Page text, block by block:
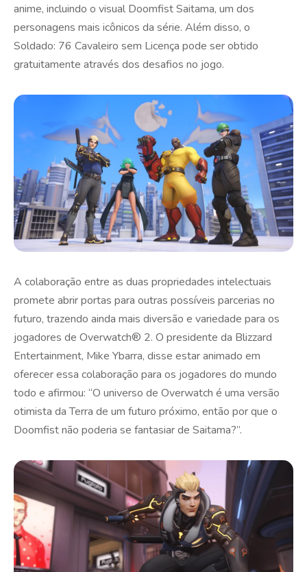
anime, incluindo o visual Doomfist Saitama, um dos
personagens mais icônicos da série. Além disso, o
Soldado: 76 Cavaleiro sem Licença pode ser obtido
gratuitamente através dos desafios no jogo.
A colaboração entre as duas propriedades intelectuais
promete abrir portas para outras possíveis parcerias no
futuro, trazendo ainda mais diversão e variedade para os
jogadores de Overwatch® 2. O presidente da Blizzard
Entertainment, Mike Ybarra, disse estar animado em
oferecer essa colaboração para os jogadores do mundo
todo e afirmou: “O universo de Overwatch é uma versão
otimista da Terra de um futuro próximo, então por que o
Doomfist não poderia se fantasiar de Saitama?”.